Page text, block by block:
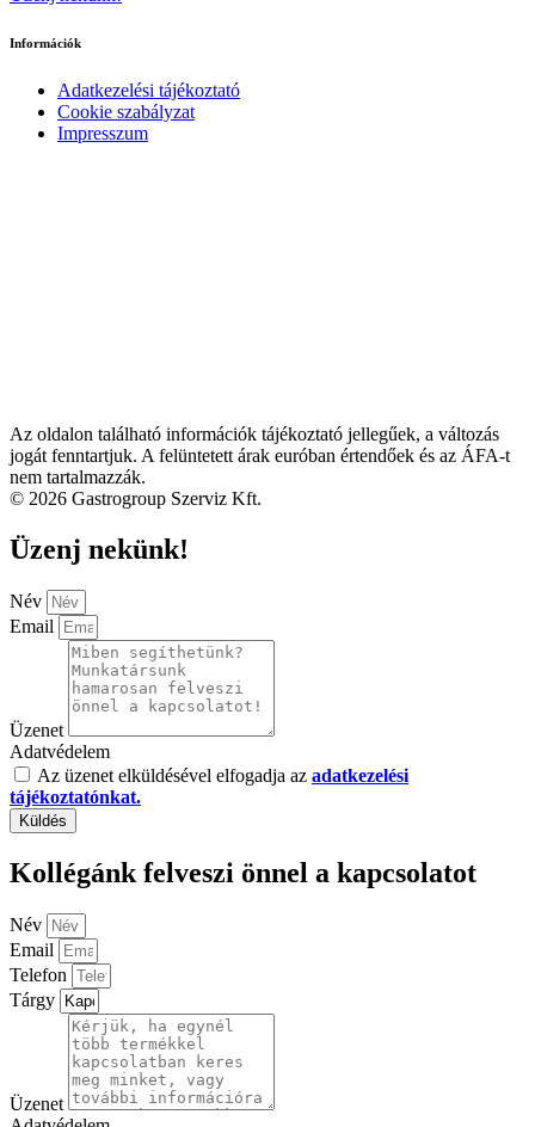
Információk
Adatkezelési tájékoztató
Cookie szabályzat
Impresszum
Az oldalon található információk tájékoztató jellegűek, a változás
jogát fenntartjuk. A felüntetett árak euróban értendőek és az ÁFA-t
nem tartalmazzák.
© 2026 Gastrogroup Szerviz Kft.
Üzenj nekünk!
Név
Email
Üzenet
Adatvédelem
Az üzenet elküldésével elfogadja az adatkezelési
tájékoztatónkat.
Küldés
Kollégánk felveszi önnel a kapcsolatot
Név
Email
Telefon
Tárgy
Üzenet